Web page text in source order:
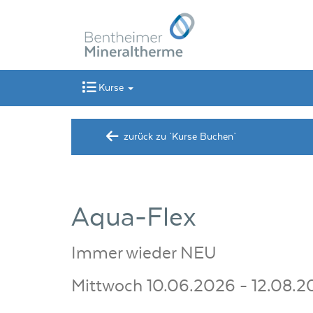
Kurse
zurück zu `Kurse Buchen`
Aqua-Flex
Immer wieder NEU
Mittwoch 10.06.2026 -